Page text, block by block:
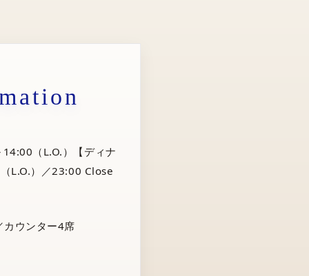
（L.O.）【ディナ
L.O.）／23:00 Close
ウンター4席